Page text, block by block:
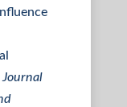
Journal